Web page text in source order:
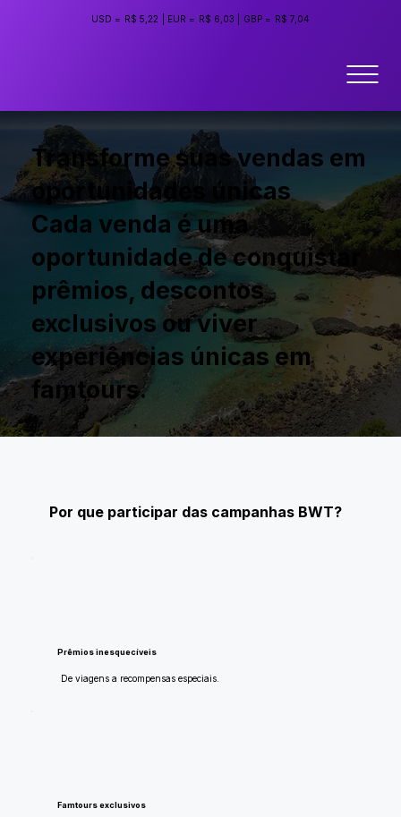
USD = R$ 5,22 EUR = R$ 6,03 GBP = R$ 7,04
Transforme suas vendas em
oportunidades únicas
Cada venda é uma
oportunidade de conquistar
prêmios, descontos
exclusivos ou viver
experiências únicas em
famtours.
Por que participar das campanhas BWT?
Prêmios inesquecíveis
De viagens a recompensas especiais.
Famtours exclusivos